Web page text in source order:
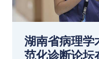
湖南省病理学
范化诊断论坛